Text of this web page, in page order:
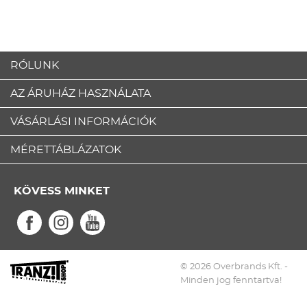
RÓLUNK
AZ ÁRUHÁZ HASZNÁLATA
VÁSÁRLÁSI INFORMÁCIÓK
MÉRETTÁBLÁZATOK
KÖVESS MINKET
© 2026 Overbrands Kft. -
Minden jog fenntartva!